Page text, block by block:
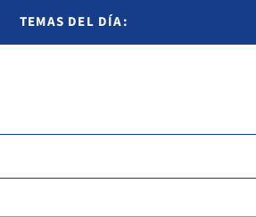
TEMAS DEL DÍA: